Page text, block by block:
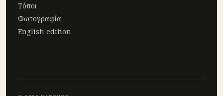
Τόποι
Φωτογραφία
English edition